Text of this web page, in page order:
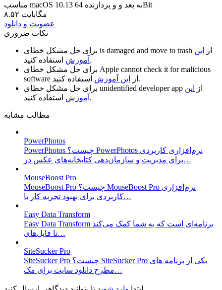
مناسب macOS 10.13 به بعد و و پردازنده 64Bit
۸.۵۲ مگابایت
عضویت و دانلود
نکات ضروری
is damaged and move to trash از
این
آموزش استفاده کنید.
Apple cannot check it for malicious
software
از این آموزش
استفاده کنید.
unidentified developer app از
این
آموزش استفاده کنید.
مطالب مشابه
PowerPhotos
PowerPhotos چیست؟ PowerPhotos نرم‌افزاری کاربردی
برای مدیریت و سازمان‌دهی کتابخانه‌های عکس در…
MouseBoost Pro
MouseBoost Pro چیست؟ MouseBoost Pro نرم‌افزاری
کاربردی برای بهبود تجربه کار با…
Easy Data Transform
Easy Data Transform برنامه‌ای است که به شما کمک می‌کند
تا فایل‌های…
SiteSucker Pro
SiteSucker Pro چیست؟ SiteSucker Pro یکی از برنامه های
مطرح دانلود سایت برای مک…